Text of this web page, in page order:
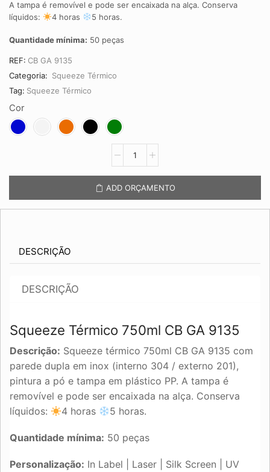
A tampa é removível e pode ser encaixada na alça. Conserva
líquidos:
4 horas 5 horas.
Quantidade mínima: 50 peças
REF: CB GA 9135
Categoria: Squeeze Térmico
Tag: Squeeze Térmico
Cor
Térmico
GA
ADD ORÇAMENTO
DESCRIÇÃO
DESCRIÇÃO
Squeeze Térmico 750ml CB GA 9135
Descrição: Squeeze térmico 750ml CB GA 9135 com
parede dupla em inox (interno 304 / externo 201),
pintura a pó e tampa em plástico PP. A tampa é
removível e pode ser encaixada na alça. Conserva
líquidos:
4 horas 5 horas.
Quantidade mínima: 50 peças
Personalização: In Label | Laser | Silk Screen | UV